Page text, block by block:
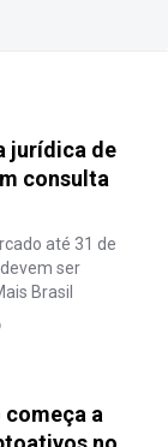
jurídica de
consulta
até 31 de
ser
Brasil
começa a